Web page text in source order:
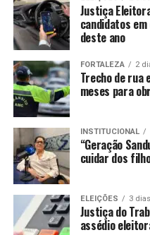
Justiça
candidatos
deste ano
FORTALEZA 2
Trecho de rua
meses para
INSTITUCIONAL
“Geração
cuidar dos
ELEIÇÕES 3
Justiça do
assédio